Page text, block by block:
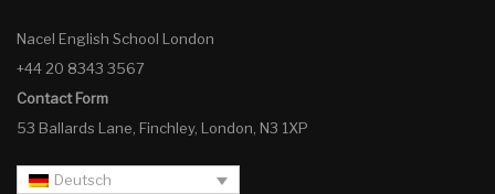
Nacel English School London
+44 20 8343 3567
Contact Form
53 Ballards Lane, Finchley, London, N3 1XP
Deutsch